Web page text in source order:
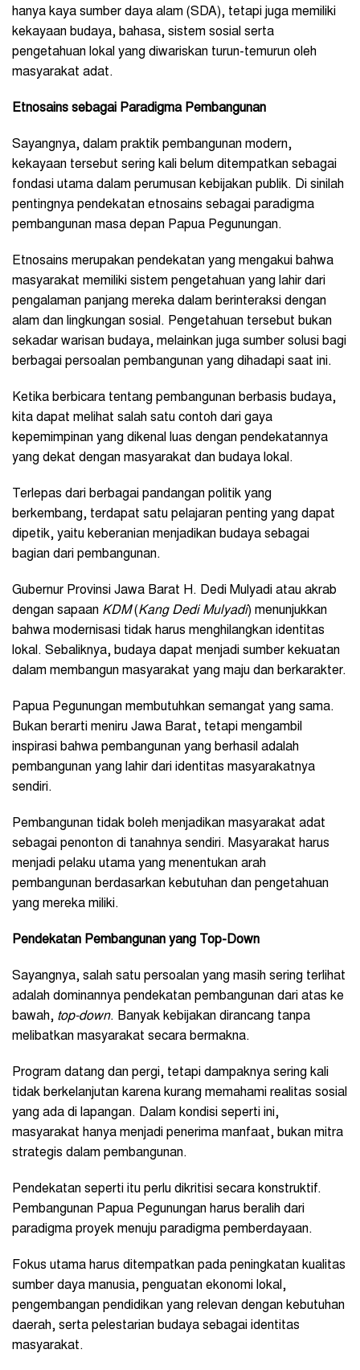
hanya kaya sumber daya alam (SDA), tetapi juga memiliki
kekayaan budaya, bahasa, sistem sosial serta
pengetahuan lokal yang diwariskan turun-temurun oleh
masyarakat adat.
Etnosains sebagai Paradigma Pembangunan
Sayangnya, dalam praktik pembangunan modern,
kekayaan tersebut sering kali belum ditempatkan sebagai
fondasi utama dalam perumusan kebijakan publik. Di sinilah
pentingnya pendekatan etnosains sebagai paradigma
pembangunan masa depan Papua Pegunungan.
Etnosains merupakan pendekatan yang mengakui bahwa
masyarakat memiliki sistem pengetahuan yang lahir dari
pengalaman panjang mereka dalam berinteraksi dengan
alam dan lingkungan sosial. Pengetahuan tersebut bukan
sekadar warisan budaya, melainkan juga sumber solusi bagi
berbagai persoalan pembangunan yang dihadapi saat ini.
Ketika berbicara tentang pembangunan berbasis budaya,
kita dapat melihat salah satu contoh dari gaya
kepemimpinan yang dikenal luas dengan pendekatannya
yang dekat dengan masyarakat dan budaya lokal.
Terlepas dari berbagai pandangan politik yang
berkembang, terdapat satu pelajaran penting yang dapat
dipetik, yaitu keberanian menjadikan budaya sebagai
bagian dari pembangunan.
Gubernur Provinsi Jawa Barat H. Dedi Mulyadi atau akrab
dengan sapaan KDM(Kang Dedi Mulyadi) menunjukkan
bahwa modernisasi tidak harus menghilangkan identitas
lokal. Sebaliknya, budaya dapat menjadi sumber kekuatan
dalam membangun masyarakat yang maju dan berkarakter.
Papua Pegunungan membutuhkan semangat yang sama.
Bukan berarti meniru Jawa Barat, tetapi mengambil
inspirasi bahwa pembangunan yang berhasil adalah
pembangunan yang lahir dari identitas masyarakatnya
sendiri.
Pembangunan tidak boleh menjadikan masyarakat adat
sebagai penonton di tanahnya sendiri. Masyarakat harus
menjadi pelaku utama yang menentukan arah
pembangunan berdasarkan kebutuhan dan pengetahuan
yang mereka miliki.
Pendekatan Pembangunan yang Top-Down
Sayangnya, salah satu persoalan yang masih sering terlihat
adalah dominannya pendekatan pembangunan dari atas ke
bawah, top-down. Banyak kebijakan dirancang tanpa
melibatkan masyarakat secara bermakna.
Program datang dan pergi, tetapi dampaknya sering kali
tidak berkelanjutan karena kurang memahami realitas sosial
yang ada di lapangan. Dalam kondisi seperti ini,
masyarakat hanya menjadi penerima manfaat, bukan mitra
strategis dalam pembangunan.
Pendekatan seperti itu perlu dikritisi secara konstruktif.
Pembangunan Papua Pegunungan harus beralih dari
paradigma proyek menuju paradigma pemberdayaan.
Fokus utama harus ditempatkan pada peningkatan kualitas
sumber daya manusia, penguatan ekonomi lokal,
pengembangan pendidikan yang relevan dengan kebutuhan
daerah, serta pelestarian budaya sebagai identitas
masyarakat.